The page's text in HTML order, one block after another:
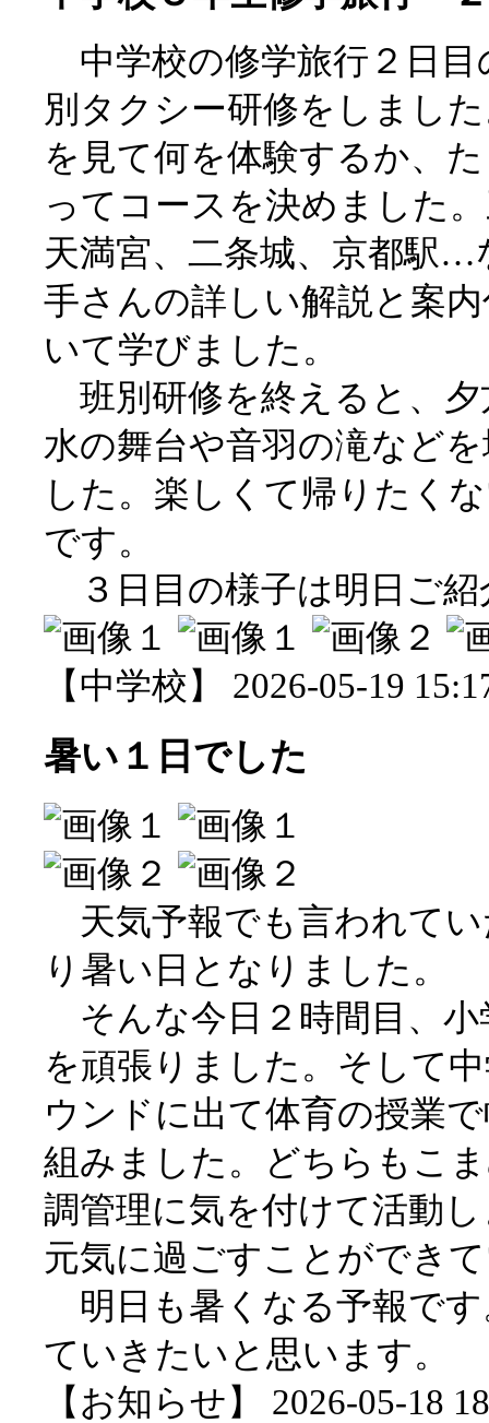
中学校の修学旅行２日目
別タクシー研修をしまし
を見て何を体験するか、
ってコースを決めました
天満宮、二条城、京都駅
手さんの詳しい解説と案
いて学びました。
班別研修を終えると、夕
水の舞台や音羽の滝など
した。楽しくて帰りたく
です。
３日目の様子は明日ご紹
【中学校】 2026-05-19
暑い１日でした
天気予報でも言われて
り暑い日となりました。
そんな今日２時間目、小
を頑張りました。そして
ウンドに出て体育の授業
組みました。どちらもこ
調管理に気を付けて活動
元気に過ごすことができ
明日も暑くなる予報で
ていきたいと思います。
【お知らせ】 2026-05-18